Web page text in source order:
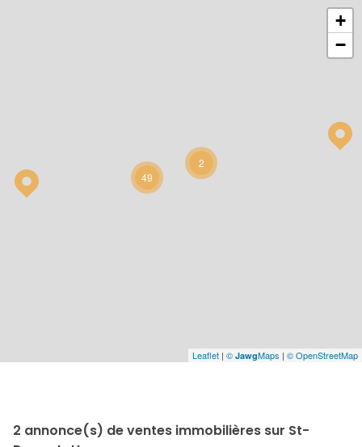
2
49
+
−
Leaflet | © JawgMaps | © OpenStreetMap
2 annonce(s) de ventes immobilières sur St-